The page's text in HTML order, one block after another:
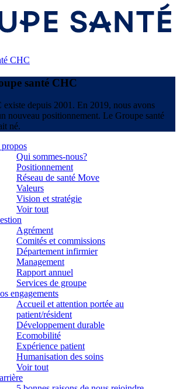
CHC
santé CHC
depuis 2001. En 2019, nous avons
nouveau positionnement. Le Groupe santé
né.
Qui sommes-nous?
Positionnement
Réseau de santé Move
Valeurs
Vision et stratégie
Voir tout
Agrément
Comités et commissions
Département infirmier
Management
Rapport annuel
Services de groupe
engagements
Accueil et attention portée au
patient/résident
Développement durable
Ecomobilité
Expérience patient
Humanisation des soins
Voir tout